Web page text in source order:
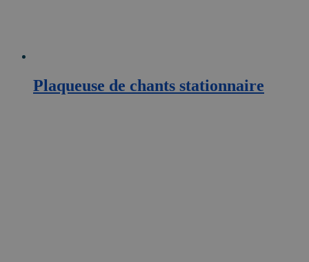
Plaqueuse de chants stationnaire